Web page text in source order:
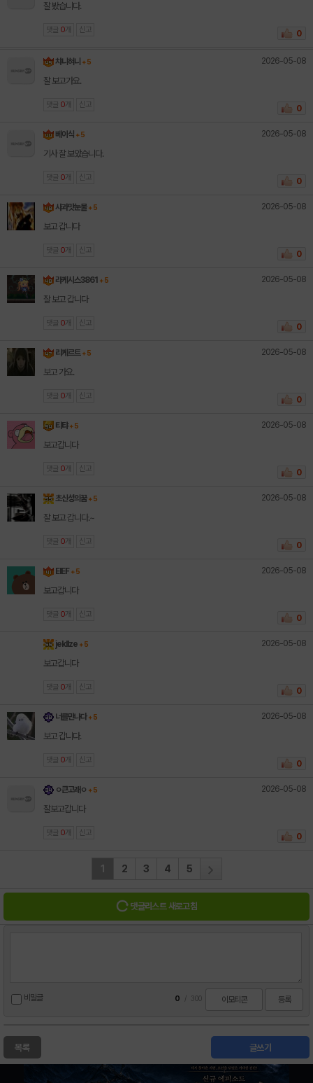
잘 봤습니다.
댓글 0 개 신고 0
챠니혀니 + 5 2026-05-08
잘 보고가요.
댓글 0 개 신고 0
베이식 + 5 2026-05-08
기사 잘 보았습니다.
댓글 0 개 신고 0
사과맛눈물 + 5 2026-05-08
보고 갑니다
댓글 0 개 신고 0
라케시스3861 + 5 2026-05-08
잘 보고 갑니다
댓글 0 개 신고 0
리케르트 + 5 2026-05-08
보고 가요.
댓글 0 개 신고 0
티탸 + 5 2026-05-08
보고갑니다
댓글 0 개 신고 0
초신성의꿈 + 5 2026-05-08
잘 보고 갑니다.~
댓글 0 개 신고 0
EIEF + 5 2026-05-08
보고갑니다
댓글 0 개 신고 0
jekllze + 5 2026-05-08
보고갑니다
댓글 0 개 신고 0
너를만나다 + 5 2026-05-08
보고 갑니다.
댓글 0 개 신고 0
ㅇ큰고래ㅇ + 5 2026-05-08
잘보고갑니다
댓글 0 개 신고 0
1 2 3 4 5
댓글리스트 새로고침
비밀글 0 300 이모티콘 등록
글쓰기
목록